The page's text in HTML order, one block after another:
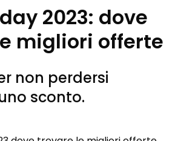
2023: dove
migliori offerte
non perdersi
sconto.